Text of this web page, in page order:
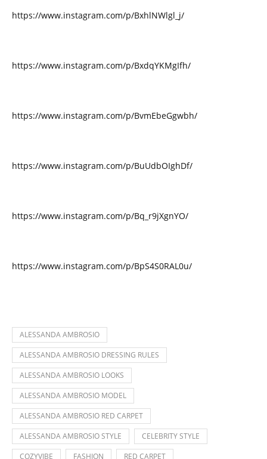
https://www.instagram.com/p/BxhlNWlgl_j/
https://www.instagram.com/p/BxdqYKMgIfh/
https://www.instagram.com/p/BvmEbeGgwbh/
https://www.instagram.com/p/BuUdbOIghDf/
https://www.instagram.com/p/Bq_r9jXgnYO/
https://www.instagram.com/p/BpS4S0RAL0u/
ALESSANDA AMBROSIO
ALESSANDA AMBROSIO DRESSING RULES
ALESSANDA AMBROSIO LOOKS
ALESSANDA AMBROSIO MODEL
ALESSANDA AMBROSIO RED CARPET
ALESSANDA AMBROSIO STYLE
CELEBRITY STYLE
COZYVIBE
FASHION
RED CARPET